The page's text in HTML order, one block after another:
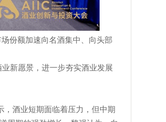
份额加速向名酒集中、向头部
新愿景，进一步夯实酒业发展
，酒业短期面临着压力，但中期